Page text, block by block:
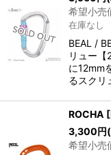
希望小売
在庫なし
BEAL /
リュー
に12mm
るスクリ
ROCHA [
3,300円
希望小売